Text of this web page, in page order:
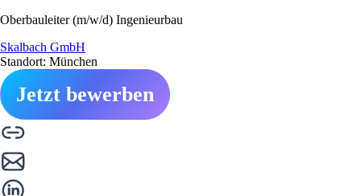
Oberbauleiter (m/w/d) Ingenieurbau
Skalbach GmbH
Standort: München
Jetzt bewerben